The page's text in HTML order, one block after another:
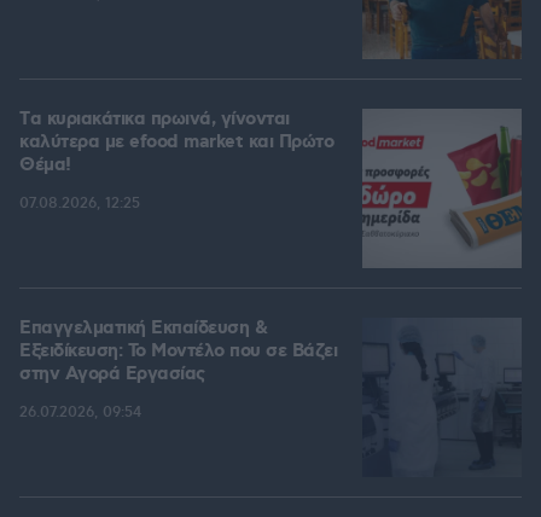
Tα κυριακάτικα πρωινά, γίνονται
καλύτερα με efood market και Πρώτο
Θέμα!
07.08.2026, 12:25
Επαγγελματική Εκπαίδευση &
Εξειδίκευση: Το Mοντέλο που σε Bάζει
στην Aγορά Eργασίας
26.07.2026, 09:54